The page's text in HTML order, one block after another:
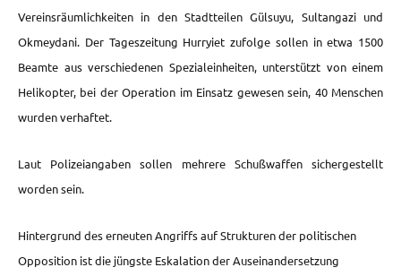
Vereinsräumlichkeiten in den Stadtteilen Gülsuyu, Sultangazi und
Okmeydani. Der Tageszeitung Hurryiet zufolge sollen in etwa 1500
Beamte aus verschiedenen Spezialeinheiten, unterstützt von einem
Helikopter, bei der Operation im Einsatz gewesen sein, 40 Menschen
wurden verhaftet.
Laut Polizeiangaben sollen mehrere Schußwaffen sichergestellt
worden sein.
Hintergrund des erneuten Angriffs auf Strukturen der politischen
Opposition ist die jüngste Eskalation der Auseinandersetzung